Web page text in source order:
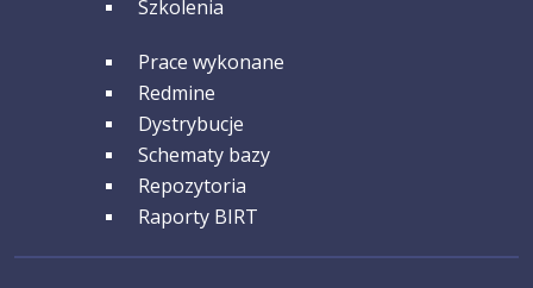
Szkolenia
GRUPA 3Prace wykonane
Redmine
Dystrybucje
Schematy bazy
Repozytoria
Raporty BIRT